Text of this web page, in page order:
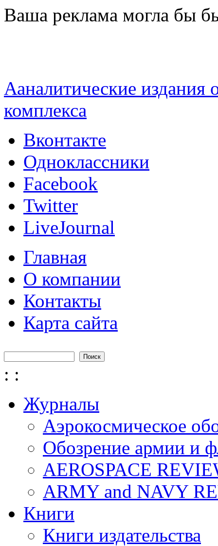
Перейти к основному содержанию
Ваша реклама могла бы
Ааналитические
комплекса
Вконтакте
Одноклассники
Facebook
Twitter
LiveJournal
Главная
О компании
Контакты
Карта сайта
Форма поиска
: :
Журналы
Аэрокосмическое
Обозрение армии и
AEROSPACE
ARMY and NAVY
Книги
Книги издательства